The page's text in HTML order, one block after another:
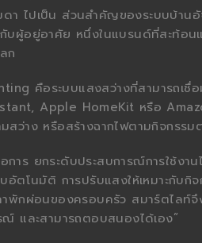
า ไปเป็น ส่วนสำคัญของระบบบ้าน
กับผู้อยู่อาศัย หนึ่งในแบรนด์ที่สะท้อ
ก
คือระบบแสงสว่างที่สามารถเ
Apple HomeKit หรือ
สว่าง หรือสร้างฉากไฟตามกิจกรร
าร ยกระดับประสบการณ์การใช้งา
อัตโนมัติ การปรับแสงให้เหมาะกับ
าพักผ่อนของครอบครัว สมาร์ตไล
ณ์ และสามารถตอบสนองได้เอง”